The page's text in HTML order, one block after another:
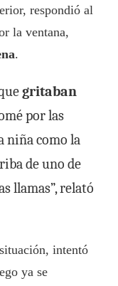
respondió al
la ventana,
.
gritaban
por las
niña como la
de uno de
llamas”, relató
intentó
ya se